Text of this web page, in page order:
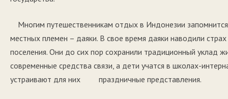
Многим путешественникам отдых в Индонезии
местных племен – даяки. В свое время даяки наводили
поселения. Они до сих пор сохранили традиционный уклад
современные средства связи, а дети учатся в школах-
устраивают для них праздничные представления.